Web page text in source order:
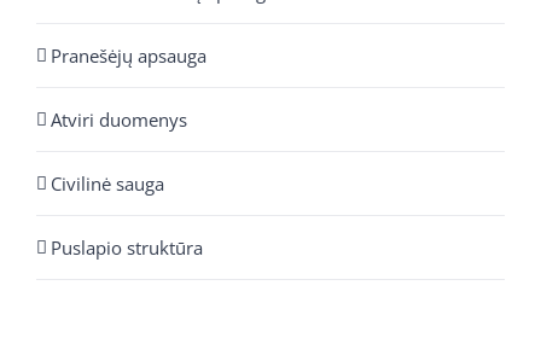
Pranešėjų apsauga
Atviri duomenys
Civilinė sauga
Puslapio struktūra